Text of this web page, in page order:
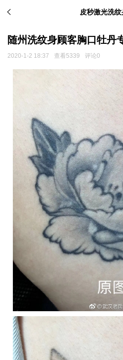
皮秒激光洗纹
随州洗纹身顾客胸口牡丹
2020-1-2 18:37 查看5339 评论0